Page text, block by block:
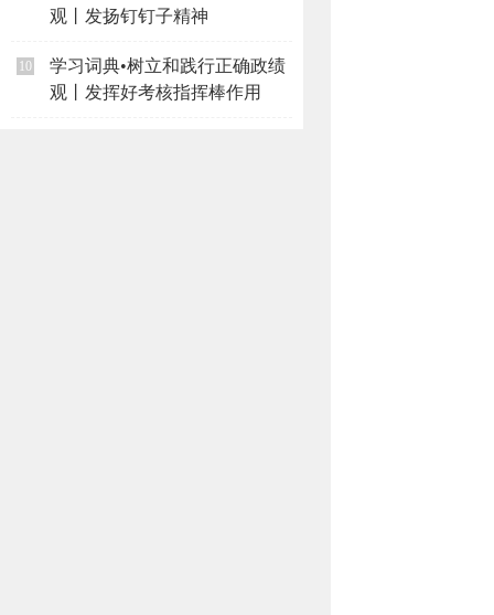
观丨发扬钉钉子精神
10
学习词典•树立和践行正确政绩
观丨发挥好考核指挥棒作用